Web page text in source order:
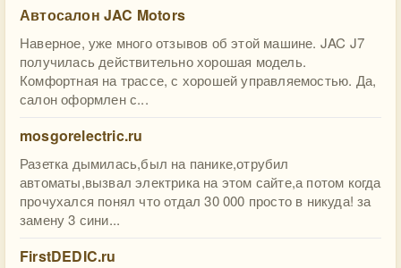
Автосалон JAC Motors
Наверное, уже много отзывов об этой машине. JAC J7
получилась действительно хорошая модель.
Комфортная на трассе, с хорошей управляемостью. Да,
салон оформлен с...
mosgorelectric.ru
Разетка дымилась,был на панике,отрубил
автоматы,вызвал электрика на этом сайте,а потом когда
прочухался понял что отдал 30 000 просто в никуда! за
замену 3 сини...
FirstDEDIC.ru